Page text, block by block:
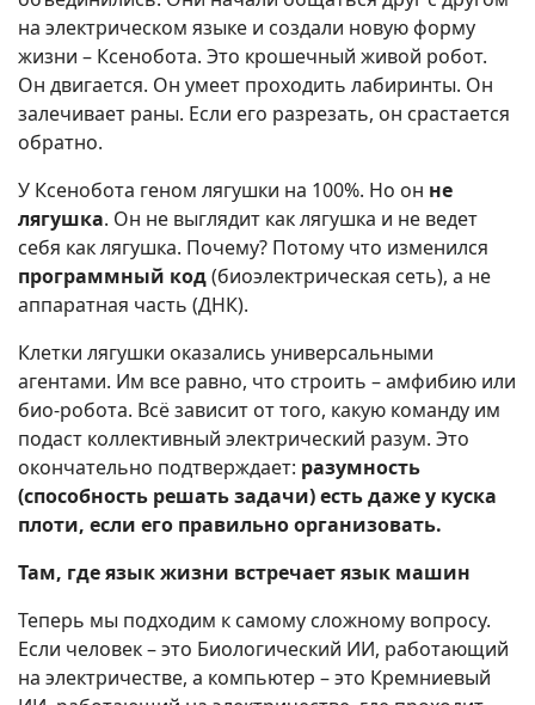
на электрическом языке и создали новую форму
жизни – Ксенобота. Это крошечный живой робот.
Он двигается. Он умеет проходить лабиринты. Он
залечивает раны. Если его разрезать, он срастается
обратно.
У Ксенобота геном лягушки на 100%. Но он не
лягушка. Он не выглядит как лягушка и не ведет
себя как лягушка. Почему? Потому что изменился
программный код(биоэлектрическая сеть), а не
аппаратная часть (ДНК).
Клетки лягушки оказались универсальными
агентами. Им все равно, что строить – амфибию или
био-робота. Всё зависит от того, какую команду им
подаст коллективный электрический разум. Это
окончательно подтверждает: разумность
(способность решать задачи) есть даже у куска
плоти, если его правильно организовать.
Там, где язык жизни встречает язык машин
Теперь мы подходим к самому сложному вопросу.
Если человек – это Биологический ИИ, работающий
на электричестве, а компьютер – это Кремниевый